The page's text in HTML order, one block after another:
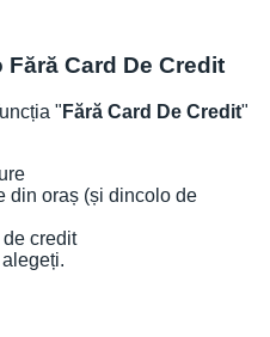
Card De Credit
" Fără Card De Credit"
din oraș (și dincolo de
credit